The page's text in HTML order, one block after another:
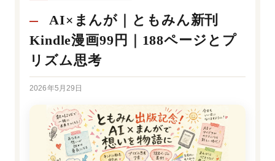
AI×まんが｜ともみん新刊
Kindle漫画99円｜188ページとプ
リズム思考
2026年5月29日